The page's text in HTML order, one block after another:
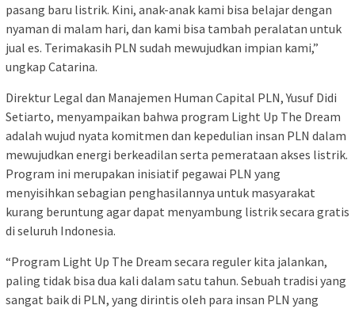
pasang baru listrik. Kini, anak-anak kami bisa belajar dengan
nyaman di malam hari, dan kami bisa tambah peralatan untuk
jual es. Terimakasih PLN sudah mewujudkan impian kami,”
ungkap Catarina.
Direktur Legal dan Manajemen Human Capital PLN, Yusuf Didi
Setiarto, menyampaikan bahwa program Light Up The Dream
adalah wujud nyata komitmen dan kepedulian insan PLN dalam
mewujudkan energi berkeadilan serta pemerataan akses listrik.
Program ini merupakan inisiatif pegawai PLN yang
menyisihkan sebagian penghasilannya untuk masyarakat
kurang beruntung agar dapat menyambung listrik secara gratis
di seluruh Indonesia.
“Program Light Up The Dream secara reguler kita jalankan,
paling tidak bisa dua kali dalam satu tahun. Sebuah tradisi yang
sangat baik di PLN, yang dirintis oleh para insan PLN yang